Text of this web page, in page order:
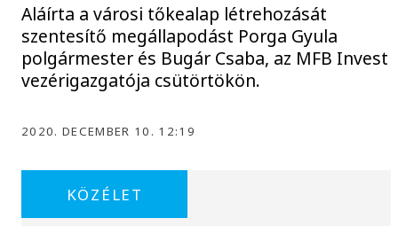
Aláírta a városi tőkealap létrehozását
szentesítő megállapodást Porga Gyula
polgármester és Bugár Csaba, az MFB Invest
vezérigazgatója csütörtökön.
2020. DECEMBER 10. 12:19
KÖZÉLET